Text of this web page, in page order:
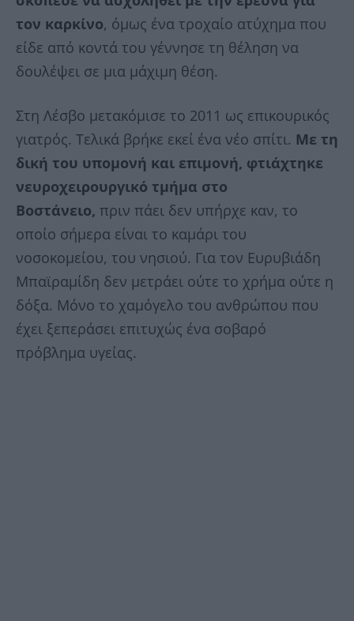
τον καρκίνο, όμως ένα τροχαίο ατύχημα που
είδε από κοντά του γέννησε τη θέληση να
δουλέψει σε μια μάχιμη θέση.
Στη Λέσβο μετακόμισε το 2011 ως επικουρικός
γιατρός. Τελικά βρήκε εκεί ένα νέο σπίτι. Με τη
δική του υπομονή και επιμονή, φτιάχτηκε
νευροχειρουργικό τμήμα στο
Βοστάνειο, πριν πάει δεν υπήρχε καν, το
οποίο σήμερα είναι το καμάρι του
νοσοκομείου, του νησιού. Για τον Ευρυβιάδη
Μπαϊραμίδη δεν μετράει ούτε το χρήμα ούτε η
δόξα. Μόνο το χαμόγελο του ανθρώπου που
έχει ξεπεράσει επιτυχώς ένα σοβαρό
πρόβλημα υγείας.